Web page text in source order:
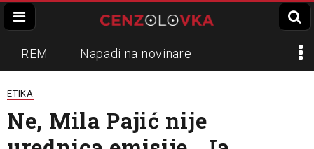
REM Napadi na novinare
Zvučni top
Propaganda Lokalni mediji
ETIKA
Ne, Mila Pajić nije